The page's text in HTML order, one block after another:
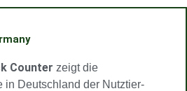
Counter zeigt die
in Deutschland der Nutztier-